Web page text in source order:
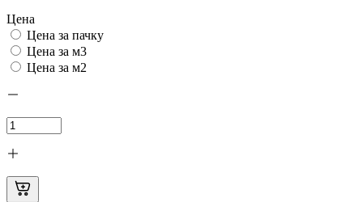
Цена
Цена за пачку
Цена за м3
Цена за м2